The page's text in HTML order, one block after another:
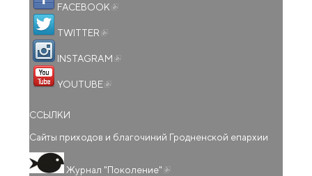
FACEBOOK
TWITTER
INSTAGRAM
YOUTUBE
ССЫЛКИ
Сайты приходов и благочиний Гродненской епархии
Журнал "Поколение"